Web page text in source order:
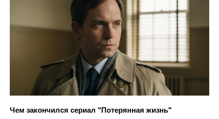
Чем закончился сериал "Потерянная жизнь"